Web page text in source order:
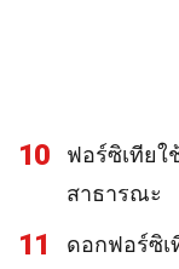
10
ฟอร์ซิเทียใ
สาธารณะ
11
ดอกฟอร์ซิ